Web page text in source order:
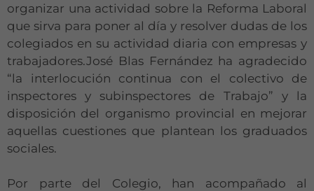
organizar una actividad sobre la Reforma Laboral
que sirva para poner al día y resolver dudas de los
colegiados en su actividad diaria con empresas y
trabajadores.José Blas Fernández ha agradecido
“la interlocución continua con el colectivo de
inspectores y subinspectores de Trabajo” y la
disposición del organismo provincial en mejorar
aquellas cuestiones que plantean los graduados
sociales.
Por parte del Colegio, han acompañado al